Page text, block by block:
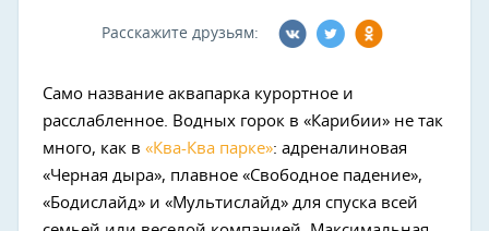
Расскажите друзьям:
Само название аквапарка курортное и
расслабленное. Водных горок в «Карибии» не так
много, как в «Ква-Ква парке»: адреналиновая
«Черная дыра», плавное «Свободное падение»,
«Бодислайд» и «Мультислайд» для спуска всей